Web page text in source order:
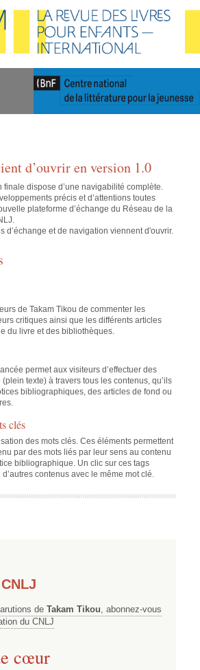
d’ouvrir en version 1.0
finale dispose d’une navigabilité complète.
précis et d’attentions toutes
plateforme d’échange du Réseau de la
d’échange et de navigation viennent d'ouvrir.
de Takam Tikou de commenter les
critiques ainsi que les différents articles
du livre et des bibliothèques.
permet aux visiteurs d’effectuer des
texte) à travers tous les contenus, qu’ils
bibliographiques, des articles de fond ou
clés
des mots clés. Ces éléments permettent
par des mots liés par leur sens au contenu
bibliographique. Un clic sur ces tags
contenus avec le même mot clé.
de Takam Tikou, abonnez-vous
du CNLJ
cœur